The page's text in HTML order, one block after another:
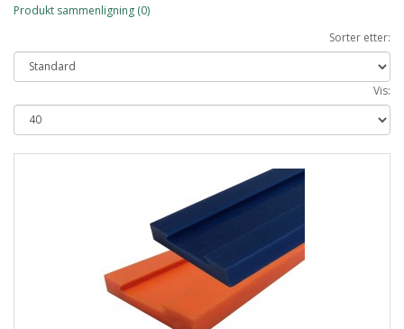
Produkt sammenligning (0)
Sorter etter:
Vis: